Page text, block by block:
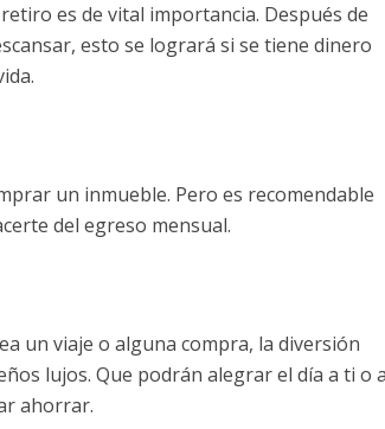
es de vital importancia. Después de
esto se logrará si se tiene dinero
un inmueble. Pero es recomendable
del egreso mensual.
un viaje o alguna compra, la diversión
lujos. Que podrán alegrar el día a ti o
ahorrar.